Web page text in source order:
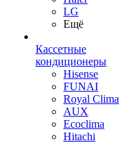
LG
Ещё
Кассетные
кондиционеры
Hisense
FUNAI
Royal Clima
AUX
Ecoclima
Hitachi